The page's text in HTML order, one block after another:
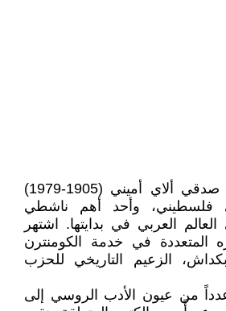
محمد نجاتي بن بكر صدقي ألاي أميني (1905-1979)
وأحد أهم ناشطي
العربي في بدايتها. اشتهر
المتعددة في خدمة الكومنترن
الزعيم التاريخي للحزب
من عيون الأدب الروسي إلى